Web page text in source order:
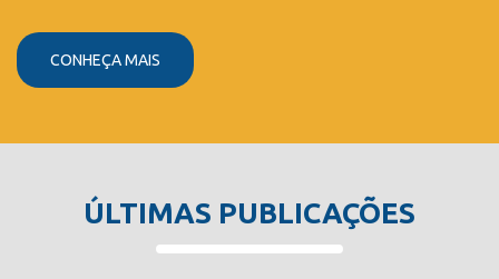
CONHEÇA MAIS
ÚLTIMAS PUBLICAÇÕES